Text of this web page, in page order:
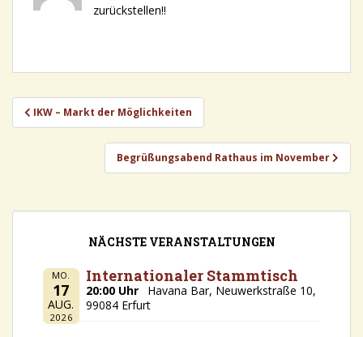
zurückstellen!!
Beitragsnavigation
IKW – Markt der Möglichkeiten
Begrüßungsabend Rathaus im November
NÄCHSTE VERANSTALTUNGEN
MO.
17
AUG.
2026
Internationaler Stammtisch
20:00 Uhr
Havana Bar, Neuwerkstraße 10,
99084 Erfurt